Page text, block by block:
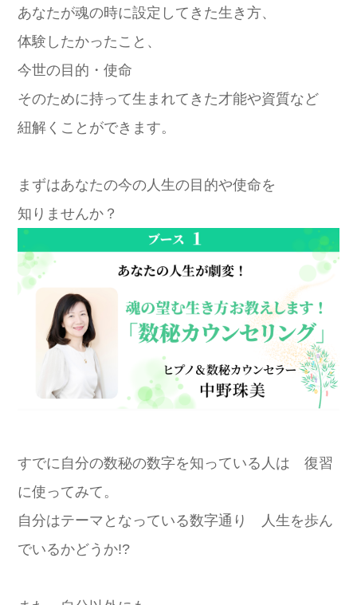
あなたが魂の時に設定してきた生き方、
体験したかったこと、
今世の目的・使命
そのために持って生まれてきた才能や資質など
紐解くことができます。
まずはあなたの今の人生の目的や使命を
知りませんか？
すでに自分の数秘の数字を知っている人は 復習
に使ってみて。
自分はテーマとなっている数字通り 人生を歩ん
でいるかどうか!?